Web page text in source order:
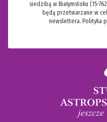
siedzibą w Białymstoku (15-
będą przetwarzane w
newslettera. Polityka